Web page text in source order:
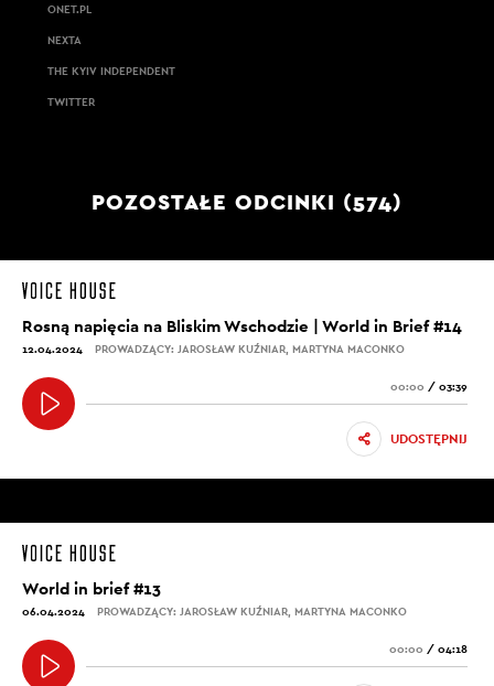
ONET.PL
NEXTA
THE KYIV INDEPENDENT
TWITTER
POZOSTAŁE ODCINKI (574)
Rosną napięcia na Bliskim Wschodzie | World in Brief #14
12.04.2024 PROWADZĄCY: JAROSŁAW KUŹNIAR, MARTYNA MACONKO
00:00 / 03:39
UDOSTĘPNIJ
World in brief #13
06.04.2024 PROWADZĄCY: JAROSŁAW KUŹNIAR, MARTYNA MACONKO
00:00 / 04:18